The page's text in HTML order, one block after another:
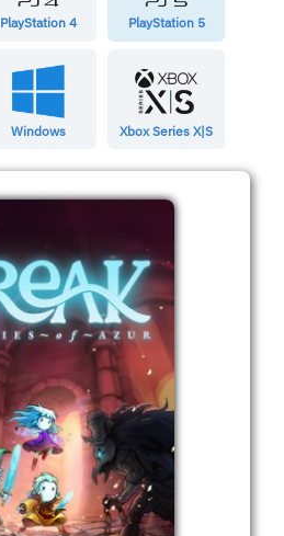
PlayStation 4 PlayStation 5
Windows Xbox Series X|S